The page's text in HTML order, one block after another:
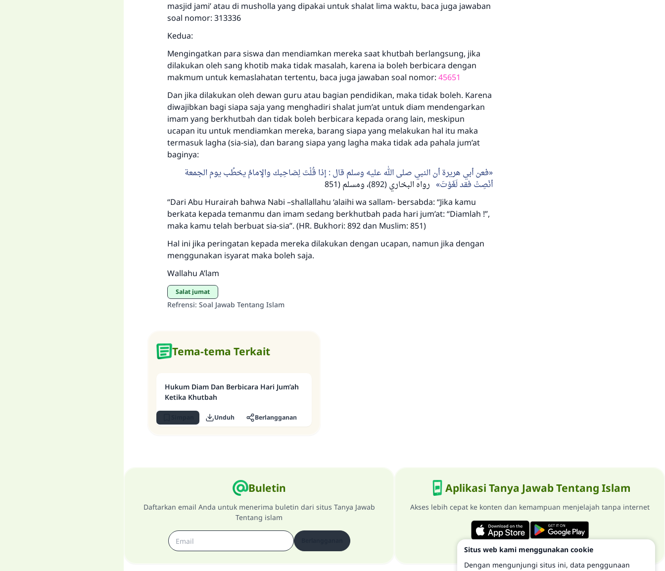
masjid jami’ atau di musholla yang dipakai untuk shalat lima waktu, baca juga jawaban
soal nomor: 313336
Kedua:
Mengingatkan para siswa dan mendiamkan mereka saat khutbah berlangsung, jika
dilakukan oleh sang khotib maka tidak masalah, karena ia boleh berbicara dengan
makmum untuk kemaslahatan tertentu, baca juga jawaban soal nomor: 45651
Dan jika dilakukan oleh dewan guru atau bagian pendidikan, maka tidak boleh. Karena
diwajibkan bagi siapa saja yang menghadiri shalat jum’at untuk diam mendengarkan
imam yang berkhutbah dan tidak boleh berbicara kepada orang lain, meskipun
ucapan itu untuk mendiamkan mereka, barang siapa yang melakukan hal itu maka
termasuk lagha (sia-sia), dan barang siapa yang lagha maka tidak ada pahala jum’at
baginya:
فعن أبي هريرة أن النبي صلى الله عليه وسلم قال : إذا قُلْتَ لِصَاحِبك والإمامُ يخطُب يوم الجمعة
أنْصِتْ فقد لَغَوْتَ
رواه البخاري (892)، ومسلم (851
“Dari Abu Hurairah bahwa Nabi –shallallahu ‘alaihi wa sallam- bersabda: “Jika kamu
berkata kepada temanmu dan imam sedang berkhutbah pada hari jum’at: “Diamlah !”,
maka kamu telah berbuat sia-sia”. (HR. Bukhori: 892 dan Muslim: 851)
Hal ini jika peringatan kepada mereka dilakukan dengan ucapan, namun jika dengan
menggunakan isyarat maka boleh saja.
Wallahu A’lam
salat jumat
Refrensi: Soal Jawab Tentang Islam
Tema-tema Terkait
Hukum Diam Dan Berbicara Hari Jum’ah
Ketika Khutbah
Unduh Berlangganan
Buletin
Daftarkan email Anda untuk menerima buletin dari situs Tanya Jawab
Tentang islam
Aplikasi Tanya Jawab Tentang Islam
Akses lebih cepat ke konten dan kemampuan menjelajah tanpa internet
Saham
Situs web kami menggunakan cookie
Dengan mengunjungi situs ini, data penggunaan